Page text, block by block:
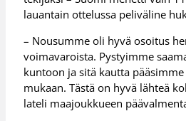
lauantain ottelussa peliväline
– Nousumme oli hyvä osoitus
voimavaroista. Pystyimme
kuntoon ja sitä kautta
mukaan. Tästä on hyvä lähteä
lateli maajoukkueen